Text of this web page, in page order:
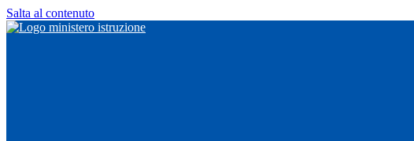
Salta al contenuto